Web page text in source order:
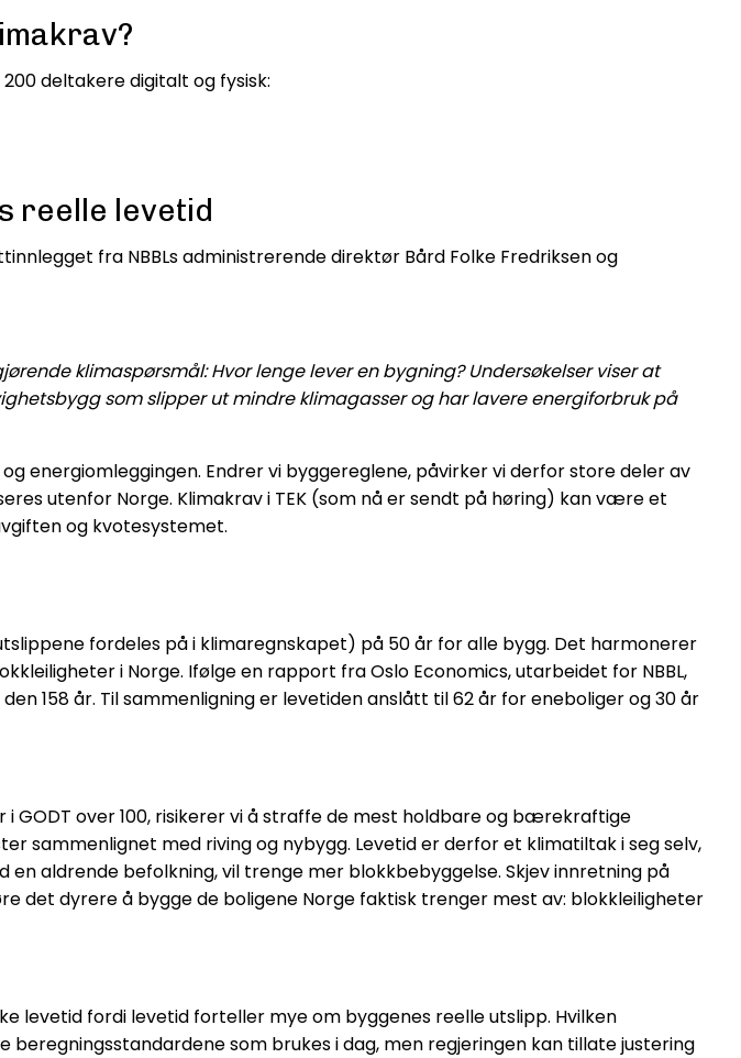
deltakere digitalt og fysisk:
reelle levetid
fra NBBLs administrerende direktør Bård Folke Fredriksen og
klimaspørsmål: Hvor lenge lever en bygning? Undersøkelser viser at
som slipper ut mindre klimagasser og har lavere energiforbruk på
energiomleggingen. Endrer vi byggereglene, påvirker vi derfor store deler av
utenfor Norge. Klimakrav i TEK (som nå er sendt på høring) kan være et
og kvotesystemet.
fordeles på i klimaregnskapet) på 50 år for alle bygg. Det harmonerer
i Norge. Ifølge en rapport fra Oslo Economics, utarbeidet for NBBL,
158 år. Til sammenligning er levetiden anslått til 62 år for eneboliger og 30 år
GODT over 100, risikerer vi å straffe de mest holdbare og bærekraftige
sammenlignet med riving og nybygg. Levetid er derfor et klimatiltak i seg selv,
aldrende befolkning, vil trenge mer blokkbebyggelse. Skjev innretning på
det dyrere å bygge de boligene Norge faktisk trenger mest av: blokkleiligheter
levetid fordi levetid forteller mye om byggenes reelle utslipp. Hvilken
som brukes i dag, men regjeringen kan tillate justering